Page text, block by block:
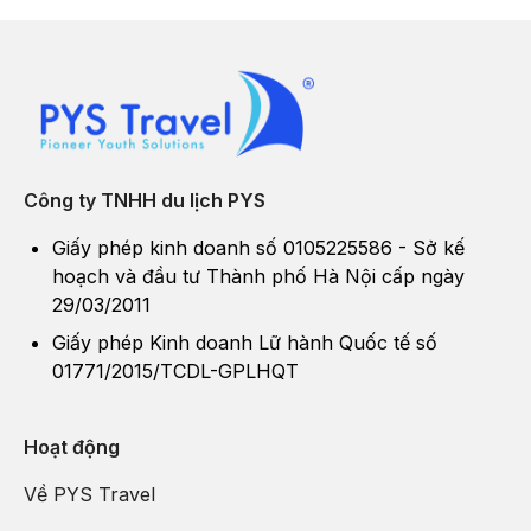
thẳm, hồ nước đẹp thơ mộng, núi tuyết và cả bầu không khí
trong lành, mát mẻ. Quanh năm nền nhiệt ở đây rất dễ chịu và
quang cảnh thì thay đổi quanh năm theo từng mùa. Mỗi mùa lại
Công ty TNHH du lịch PYS
Giấy phép kinh doanh số 0105225586 - Sở kế
hoạch và đầu tư Thành phố Hà Nội cấp ngày
29/03/2011
Giấy phép Kinh doanh Lữ hành Quốc tế số
01771/2015/TCDL-GPLHQT
Hoạt động
Về PYS Travel